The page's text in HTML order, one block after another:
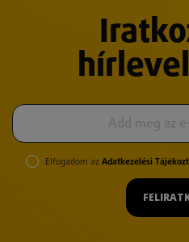
Elfogadom az Adatkezelési